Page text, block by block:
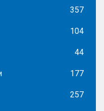
357
104
44
177
257